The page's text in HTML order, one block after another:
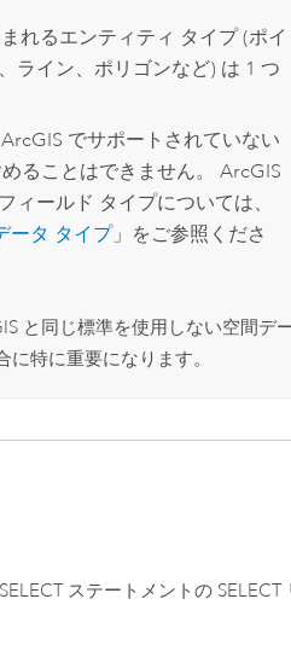
れるエンティティ タイプ (ポイ
ライン、ポリゴンなど) は 1 つ
でサポートされていない
ることはできません。 ArcGIS
ィールド タイプについては、
ータ タイプ」をご参照くださ
と同じ標準を使用しない空間デ
特に重要になります。
ステートメントの SELECT